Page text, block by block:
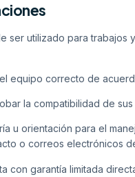
ser utilizado para
equipo correcto de
la compatibilidad de
u orientación para el
o correos electrónicos
con garantía limitada